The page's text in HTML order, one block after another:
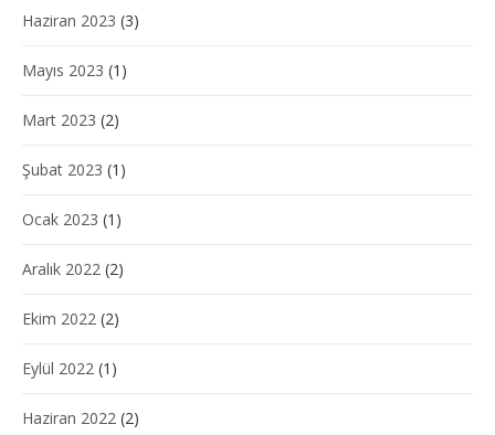
Haziran 2023 (3)
Mayıs 2023 (1)
Mart 2023 (2)
Şubat 2023 (1)
Ocak 2023 (1)
Aralık 2022 (2)
Ekim 2022 (2)
Eylül 2022 (1)
Haziran 2022 (2)